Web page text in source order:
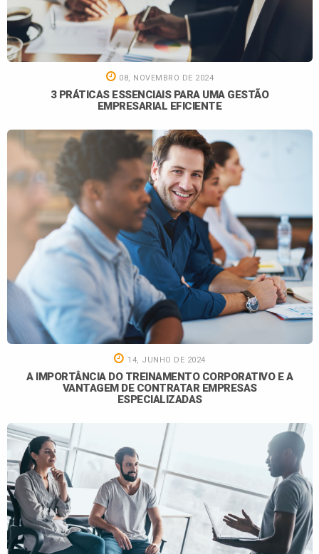
08, NOVEMBRO DE 2024
3 PRÁTICAS ESSENCIAIS PARA UMA GESTÃO
EMPRESARIAL EFICIENTE
14, JUNHO DE 2024
A IMPORTÂNCIA DO TREINAMENTO CORPORATIVO E A
VANTAGEM DE CONTRATAR EMPRESAS
ESPECIALIZADAS